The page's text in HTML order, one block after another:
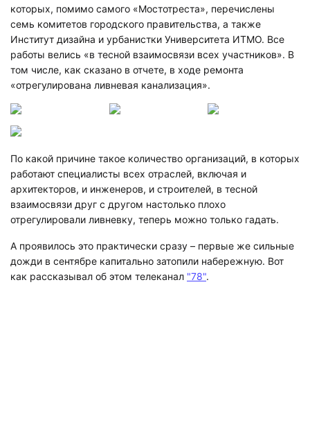
которых, помимо самого «Мостотреста», перечислены
семь комитетов городского правительства, а также
Институт дизайна и урбанистки Университета ИТМО. Все
работы велись «в тесной взаимосвязи всех участников». В
том числе, как сказано в отчете, в ходе ремонта
«отрегулирована ливневая канализация».
По какой причине такое количество организаций, в которых
работают специалисты всех отраслей, включая и
архитекторов, и инженеров, и строителей, в тесной
взаимосвязи друг с другом настолько плохо
отрегулировали ливневку, теперь можно только гадать.
А проявилось это практически сразу – первые же сильные
дожди в сентябре капитально затопили набережную. Вот
как рассказывал об этом телеканал "78".